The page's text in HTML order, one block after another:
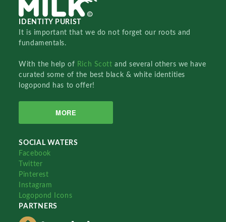
IDENTITY PURIST
It is important that we do not forget our roots and
fundamentals.
With the help of Rich Scottand several others we have
curated some of the best black & white identities
logopond has to offer!
MORE
SOCIAL WATERS
Facebook
Twitter
Pinterest
Instagram
Logopond Icons
PARTNERS